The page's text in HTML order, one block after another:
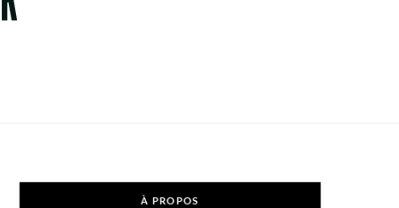
À PROPOS